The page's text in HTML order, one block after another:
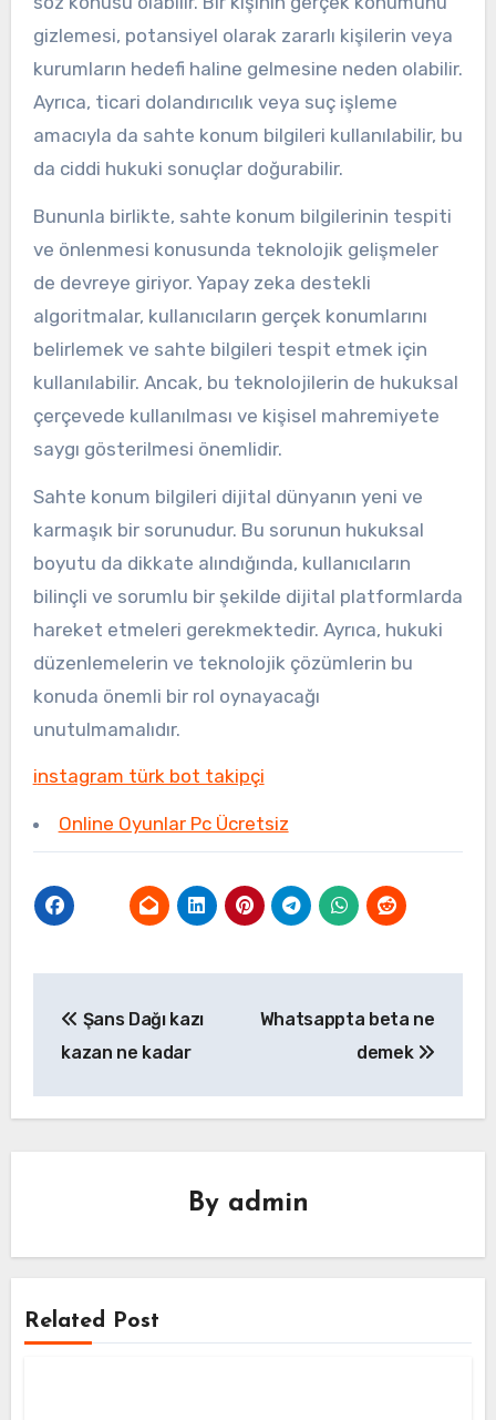
gizlemesi, potansiyel olarak zararlı kişilerin veya
kurumların hedefi haline gelmesine neden olabilir.
Ayrıca, ticari dolandırıcılık veya suç işleme
amacıyla da sahte konum bilgileri kullanılabilir, bu
da ciddi hukuki sonuçlar doğurabilir.
Bununla birlikte, sahte konum bilgilerinin tespiti
ve önlenmesi konusunda teknolojik gelişmeler
de devreye giriyor. Yapay zeka destekli
algoritmalar, kullanıcıların gerçek konumlarını
belirlemek ve sahte bilgileri tespit etmek için
kullanılabilir. Ancak, bu teknolojilerin de hukuksal
çerçevede kullanılması ve kişisel mahremiyete
saygı gösterilmesi önemlidir.
Sahte konum bilgileri dijital dünyanın yeni ve
karmaşık bir sorunudur. Bu sorunun hukuksal
boyutu da dikkate alındığında, kullanıcıların
bilinçli ve sorumlu bir şekilde dijital platformlarda
hareket etmeleri gerekmektedir. Ayrıca, hukuki
düzenlemelerin ve teknolojik çözümlerin bu
konuda önemli bir rol oynayacağı
unutulmamalıdır.
instagram türk bot takipçi
Online Oyunlar Pc Ücretsiz
gezinmesi
Şans Dağı kazı
kazan ne kadar
Whatsappta beta ne
demek
By admin
Related Post